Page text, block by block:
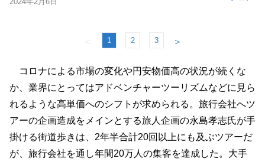
＜ 1 2 3 ＞
コロナによる市場の変化や円安物価高の状況が続くな
か、業界にとってはアドベンチャーツーリズムなどに見ら
れるような高単価へのシフトが求められる。旅行会社へツ
アーの企画造成をメインとする旅人企画の永島孝志氏が手
掛ける街道歩きは、2年半合計20回以上にも及ぶツアーだ
が、旅行会社を通し年間20万人の集客を達成した。大手